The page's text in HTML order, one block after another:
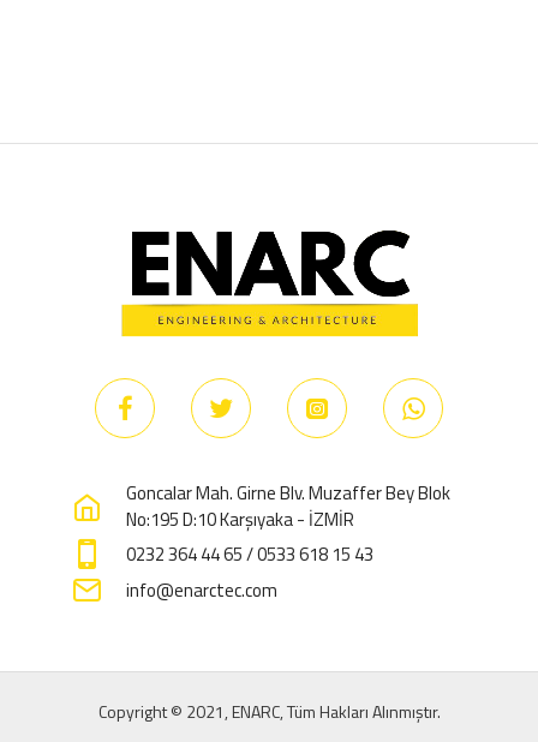
Goncalar Mah. Girne Blv. Muzaffer Bey Blok
No:195 D:10 Karşıyaka - İZMİR
0232 364 44 65 / 0533 618 15 43
info@enarctec.com
Copyright © 2021, ENARC, Tüm Hakları Alınmıştır.